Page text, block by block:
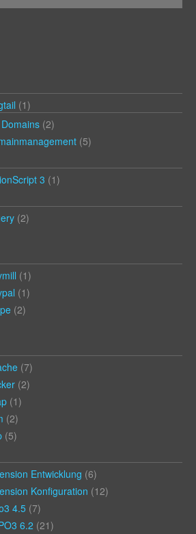
(1)
(2)
(5)
3 (1)
(2)
(1)
(1)
(2)
(7)
(2)
(1)
(2)
(5)
Entwicklung (6)
Konfiguration (12)
4.5 (7)
6.2 (21)